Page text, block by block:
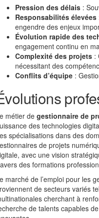
Pression des délais :
Responsabilités élevées
engendre des enjeux
Évolution rapide des
engagement continu en
Complexité des projets :
nécessitant des
Conflits d’équipe :
métier degestionnaire de
des technologies
spécialisations dans des
de projets
avec une vision
des formations
marché de l’emploi pour les
de secteurs variés
cherchant à
de talents capables